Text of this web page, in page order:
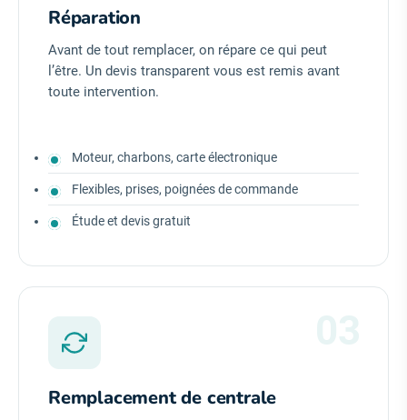
Réparation
Avant de tout remplacer, on répare ce qui peut
l’être. Un devis transparent vous est remis avant
toute intervention.
Moteur, charbons, carte électronique
Flexibles, prises, poignées de commande
Étude et devis gratuit
Remplacement de centrale